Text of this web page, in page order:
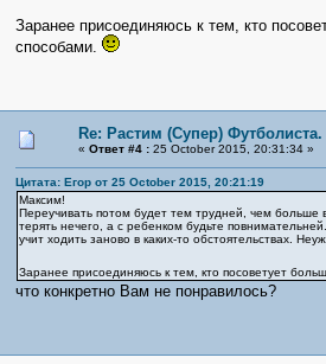
Заранее присоединяюсь к тем, кто
способами.
Re: Растим (Супер) Футболиста.
« Ответ #4 :25 October 2015, 20:31:34 »
Цитата: Егор от 25 October 2015, 20:21:19
Максим!
Переучивать потом будет тем трудней, чем больше
терять нечего, а с ребенком будьте
учит ходить заново в каких-то обстоятельствах.
Заранее присоединяюсь к тем, кто посоветует
что конкретно Вам не понравилось?